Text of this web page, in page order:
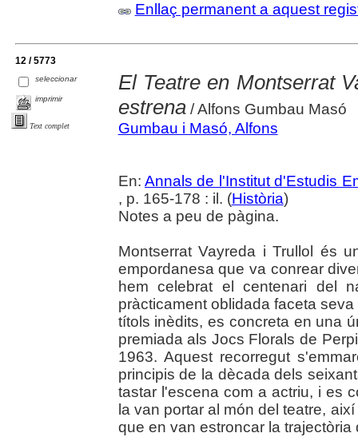
Enllaç permanent a aquest
12 / 5773
seleccionar
imprimir
Text complet
El Teatre en Montserrat
estrena/ Alfons Gumbau Masó
Gumbau i Masó, Alfons
En:Annals de l'Institut d'Estudis
, p. 165-178 : il. (Història)
Notes a peu de pàgina.
Montserrat Vayreda i Trullol és
empordanesa que va conrear
hem celebrat el centenari del
pràcticament oblidada faceta
títols inèdits, es concreta en una
premiada als Jocs Florals de
1963. Aquest recorregut
principis de la dècada dels
tastar l'escena com a actriu, i es
la van portar al món del teatre,
que en van estroncar la trajectòria